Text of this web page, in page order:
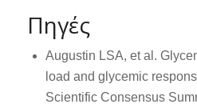
Πηγές
Augustin LSA, et al.
load and glycemic
Scientific Consensus